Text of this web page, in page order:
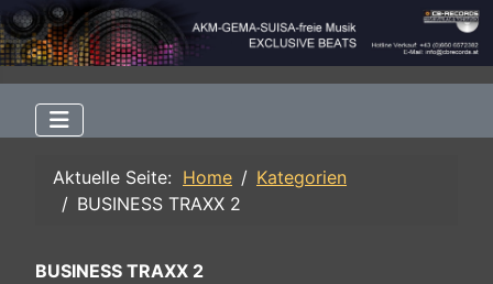
Aktuelle Seite: Home
Kategorien
BUSINESS TRAXX 2
BUSINESS TRAXX 2